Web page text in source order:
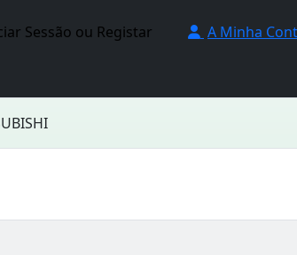
Sessão ou Registar A Minha